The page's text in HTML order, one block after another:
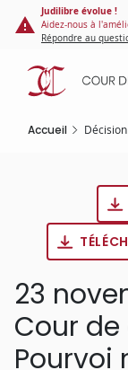
Panneau de gestion
contenu
principal
Judilibre évolue !
Aidez-nous à
Répondre au
Accueil Décision
23
Cour
Pourvoi